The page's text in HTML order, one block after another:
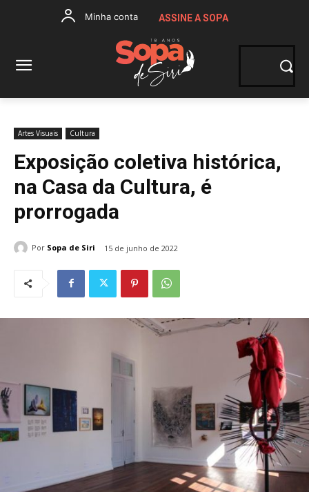
Minha conta ASSINE A SOPA
Artes Visuais Cultura
Exposição coletiva histórica,
na Casa da Cultura, é
prorrogada
Por Sopa de Siri 15 de junho de 2022